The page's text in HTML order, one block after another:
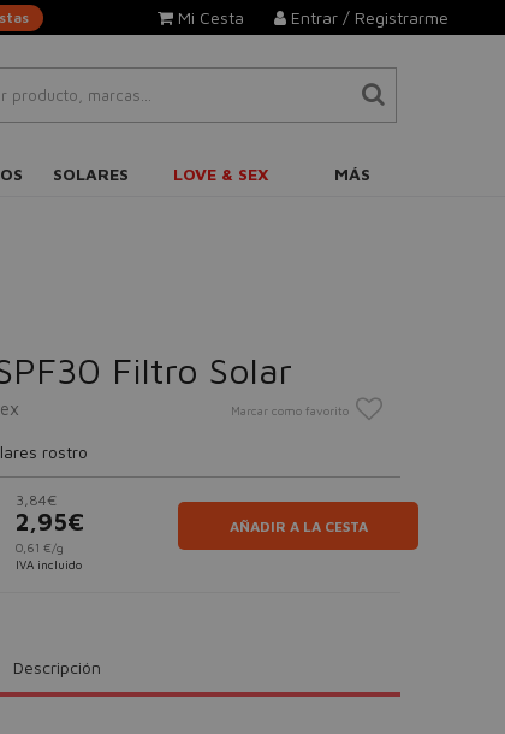
Entrar / Registrarme
Mi Cesta
SOLARES LOVE & SEX MÁS
Filtro Solar
Marcar como favorito
rostro
3,84€
2,95€
0,61 €/g
IVA incluido
AÑADIR A LA CESTA
Descripción